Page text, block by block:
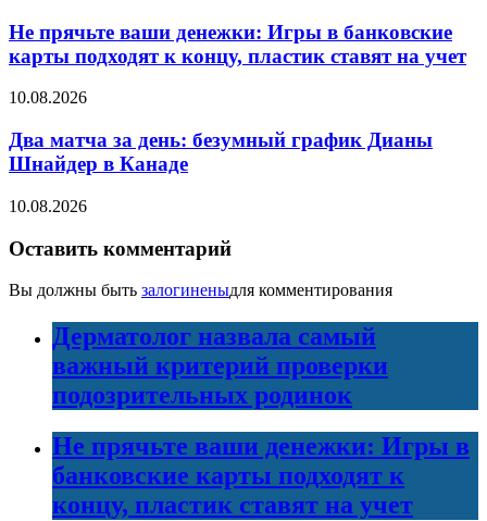
Не прячьте ваши денежки: Игры в банковские
карты подходят к концу, пластик ставят на учет
10.08.2026
Два матча за день: безумный график Дианы
Шнайдер в Канаде
10.08.2026
Оставить комментарий
Вы должны быть залогиненыдля комментирования
Дерматолог назвала самый
важный критерий проверки
подозрительных родинок
Не прячьте ваши денежки: Игры в
банковские карты подходят к
концу, пластик ставят на учет